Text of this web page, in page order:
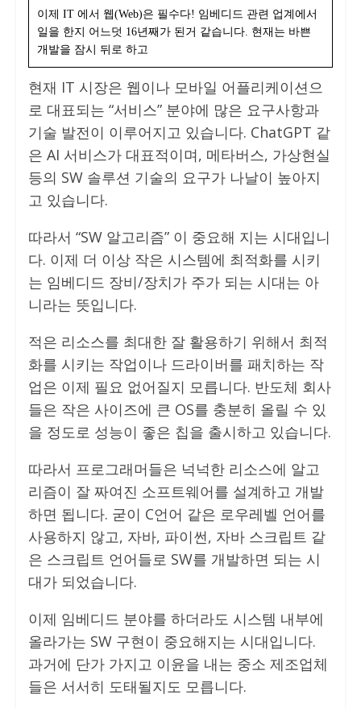
이제 IT 에서 웹(Web)은 필수다! 임베디드 관련 업계에서
일을 한지 어느덧 16년째가 된거 같습니다. 현재는 바쁜
개발을 잠시 뒤로 하고
현재 IT 시장은 웹이나 모바일 어플리케이션으
로 대표되는 “서비스” 분야에 많은 요구사항과
기술 발전이 이루어지고 있습니다. ChatGPT 같
은 AI 서비스가 대표적이며, 메타버스, 가상현실
등의 SW 솔루션 기술의 요구가 나날이 높아지
고 있습니다.
따라서 “SW 알고리즘” 이 중요해 지는 시대입니
다. 이제 더 이상 작은 시스템에 최적화를 시키
는 임베디드 장비/장치가 주가 되는 시대는 아
니라는 뜻입니다.
적은 리소스를 최대한 잘 활용하기 위해서 최적
화를 시키는 작업이나 드라이버를 패치하는 작
업은 이제 필요 없어질지 모릅니다. 반도체 회사
들은 작은 사이즈에 큰 OS를 충분히 올릴 수 있
을 정도로 성능이 좋은 칩을 출시하고 있습니다.
따라서 프로그래머들은 넉넉한 리소스에 알고
리즘이 잘 짜여진 소프트웨어를 설계하고 개발
하면 됩니다. 굳이 C언어 같은 로우레벨 언어를
사용하지 않고, 자바, 파이썬, 자바 스크립트 같
은 스크립트 언어들로 SW를 개발하면 되는 시
대가 되었습니다.
이제 임베디드 분야를 하더라도 시스템 내부에
올라가는 SW 구현이 중요해지는 시대입니다.
과거에 단가 가지고 이윤을 내는 중소 제조업체
들은 서서히 도태될지도 모릅니다.